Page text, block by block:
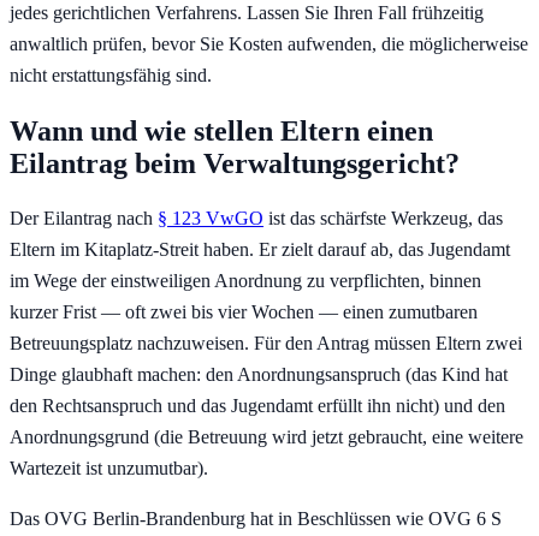
jedes gerichtlichen Verfahrens. Lassen Sie Ihren Fall frühzeitig
anwaltlich prüfen, bevor Sie Kosten aufwenden, die möglicherweise
nicht erstattungsfähig sind.
Wann und wie stellen Eltern einen
Eilantrag beim Verwaltungsgericht?
Der Eilantrag nach § 123 VwGO ist das schärfste Werkzeug, das
Eltern im Kitaplatz-Streit haben. Er zielt darauf ab, das Jugendamt
im Wege der einstweiligen Anordnung zu verpflichten, binnen
kurzer Frist — oft zwei bis vier Wochen — einen zumutbaren
Betreuungsplatz nachzuweisen. Für den Antrag müssen Eltern zwei
Dinge glaubhaft machen: den Anordnungsanspruch (das Kind hat
den Rechtsanspruch und das Jugendamt erfüllt ihn nicht) und den
Anordnungsgrund (die Betreuung wird jetzt gebraucht, eine weitere
Wartezeit ist unzumutbar).
Das OVG Berlin-Brandenburg hat in Beschlüssen wie OVG 6 S